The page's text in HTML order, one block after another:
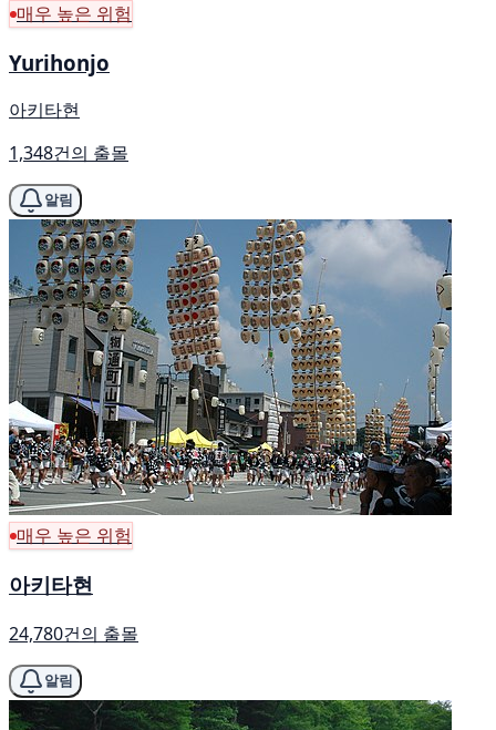
매우 높은 위험
Yurihonjo
아키타현
1,348건의 출몰
알림
매우 높은 위험
아키타현
24,780건의 출몰
알림